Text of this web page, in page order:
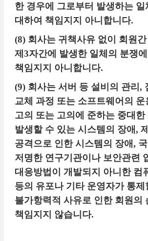
한 경우에 그로부터 발생하는 일
대하여 책임지지 아니합니다.
(8) 회사는 귀책사유 없이 회원
제3자간에 발생한 일체의 분쟁
책임지지 아니합니다.
(9) 회사는 서버 등 설비의 관리,
교체 과정 또는 소프트웨어의 운
고의 또는 고의에 준하는 중대한
발생할 수 있는 시스템의 장애,
공격으로 인한 시스템의 장애,
저명한 연구기관이나 보안관련
대응방법이 개발되지 아니한 컴
등의 유포나 기타 운영자가 통제
불가항력적 사유로 인한 회원의
책임지지 않습니다.